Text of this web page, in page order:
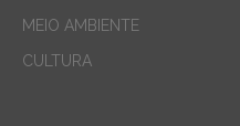
MEIO AMBIENTE
CULTURA